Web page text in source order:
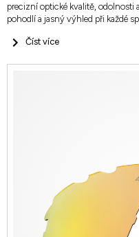
precizní optické kvalitě, odolnosti
pohodlí a jasný výhled při každé
Číst více